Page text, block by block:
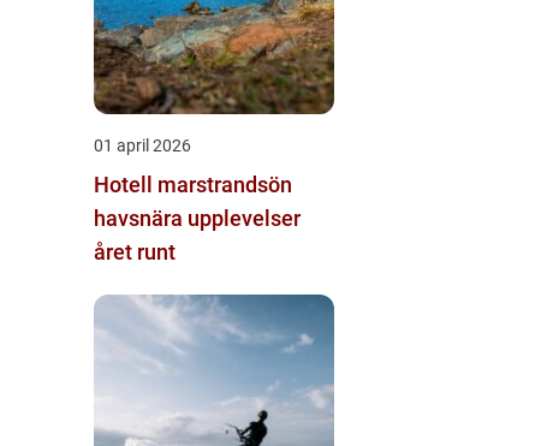
01 april 2026
Hotell marstrandsön
havsnära upplevelser
året runt